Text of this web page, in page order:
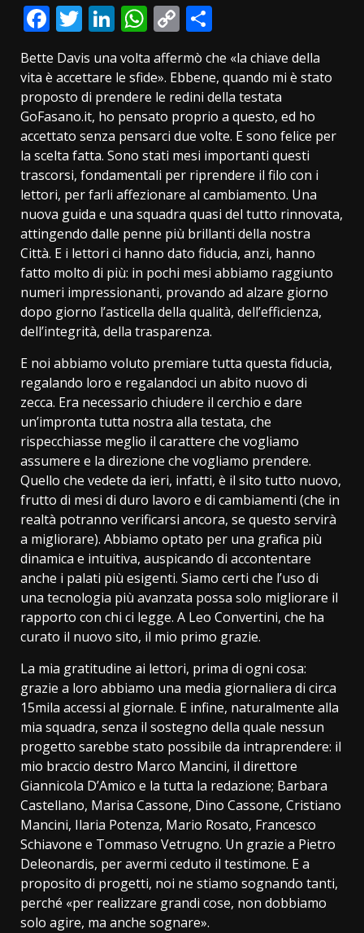
Facebook
Twitter
LinkedIn
WhatsApp
Copy
Link
Bette Davis una volta affermò che «la chiave della
vita è accettare le sfide». Ebbene, quando mi è stato
proposto di prendere le redini della testata
GoFasano.it, ho pensato proprio a questo, ed ho
accettato senza pensarci due volte. E sono felice per
la scelta fatta. Sono stati mesi importanti questi
trascorsi, fondamentali per riprendere il filo con i
lettori, per farli affezionare al cambiamento. Una
nuova guida e una squadra quasi del tutto rinnovata,
attingendo dalle penne più brillanti della nostra
Città. E i lettori ci hanno dato fiducia, anzi, hanno
fatto molto di più: in pochi mesi abbiamo raggiunto
numeri impressionanti, provando ad alzare giorno
dopo giorno l’asticella della qualità, dell’efficienza,
dell’integrità, della trasparenza.
E noi abbiamo voluto premiare tutta questa fiducia,
regalando loro e regalandoci un abito nuovo di
zecca. Era necessario chiudere il cerchio e dare
un’impronta tutta nostra alla testata, che
rispecchiasse meglio il carattere che vogliamo
assumere e la direzione che vogliamo prendere.
Quello che vedete da ieri, infatti, è il sito tutto nuovo,
frutto di mesi di duro lavoro e di cambiamenti (che in
realtà potranno verificarsi ancora, se questo servirà
a migliorare). Abbiamo optato per una grafica più
dinamica e intuitiva, auspicando di accontentare
anche i palati più esigenti. Siamo certi che l’uso di
una tecnologia più avanzata possa solo migliorare il
rapporto con chi ci legge. A Leo Convertini, che ha
curato il nuovo sito, il mio primo grazie.
La mia gratitudine ai lettori, prima di ogni cosa:
grazie a loro abbiamo una media giornaliera di circa
15mila accessi al giornale. E infine, naturalmente alla
mia squadra, senza il sostegno della quale nessun
progetto sarebbe stato possibile da intraprendere: il
mio braccio destro Marco Mancini, il direttore
Giannicola D’Amico e la tutta la redazione; Barbara
Castellano, Marisa Cassone, Dino Cassone, Cristiano
Mancini, Ilaria Potenza, Mario Rosato, Francesco
Schiavone e Tommaso Vetrugno. Un grazie a Pietro
Deleonardis, per avermi ceduto il testimone. E a
proposito di progetti, noi ne stiamo sognando tanti,
perché «per realizzare grandi cose, non dobbiamo
solo agire, ma anche sognare».